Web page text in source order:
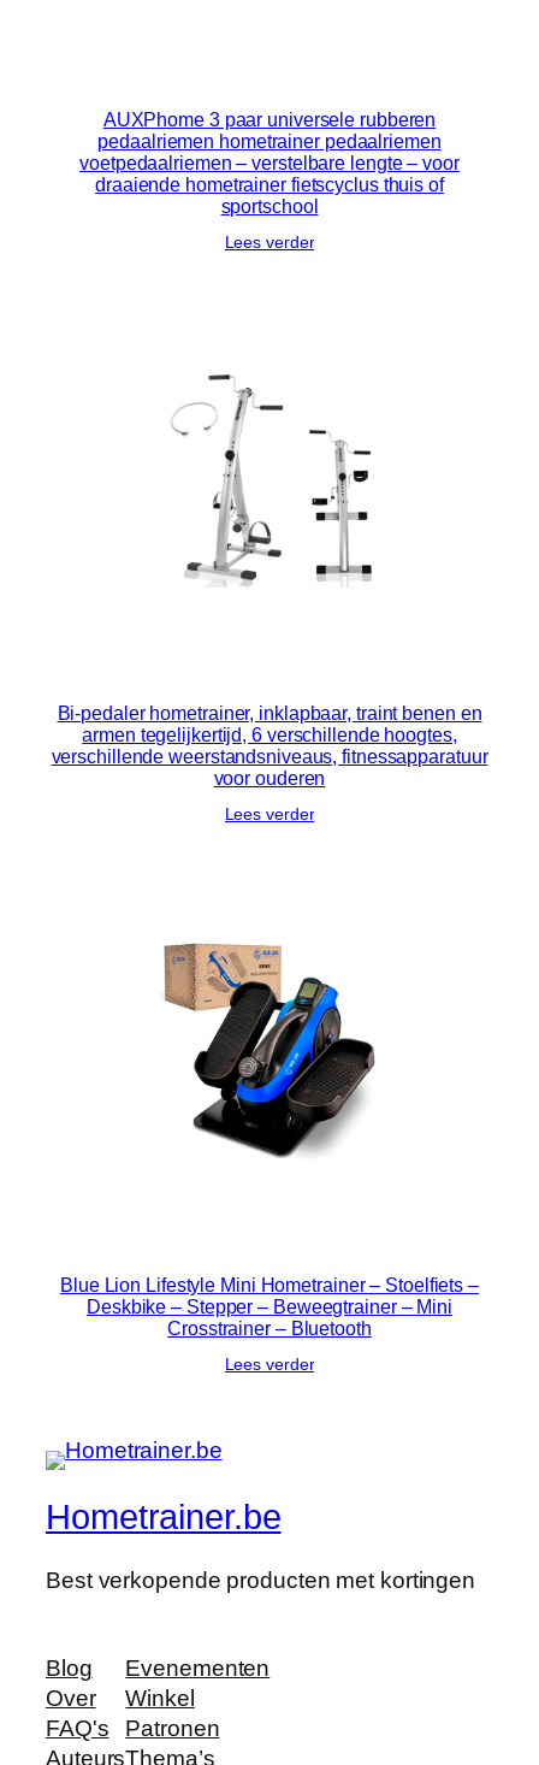
AUXPhome 3 paar universele rubberen
pedaalriemen hometrainer pedaalriemen
voetpedaalriemen – verstelbare lengte – voor
draaiende hometrainer fietscyclus thuis of
sportschool
Lees verder
Bi-pedaler hometrainer, inklapbaar, traint benen en
armen tegelijkertijd, 6 verschillende hoogtes,
verschillende weerstandsniveaus, fitnessapparatuur
voor ouderen
Lees verder
Blue Lion Lifestyle Mini Hometrainer – Stoelfiets –
Deskbike – Stepper – Beweegtrainer – Mini
Crosstrainer – Bluetooth
Lees verder
Hometrainer.be
Best verkopende producten met kortingen
Blog
Over
FAQ's
Auteurs
Evenementen
Winkel
Patronen
Thema’s